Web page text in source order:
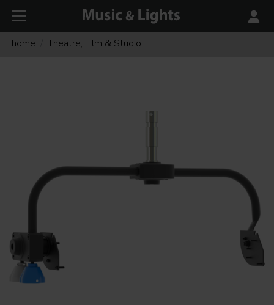
home Theatre, Film & Studio